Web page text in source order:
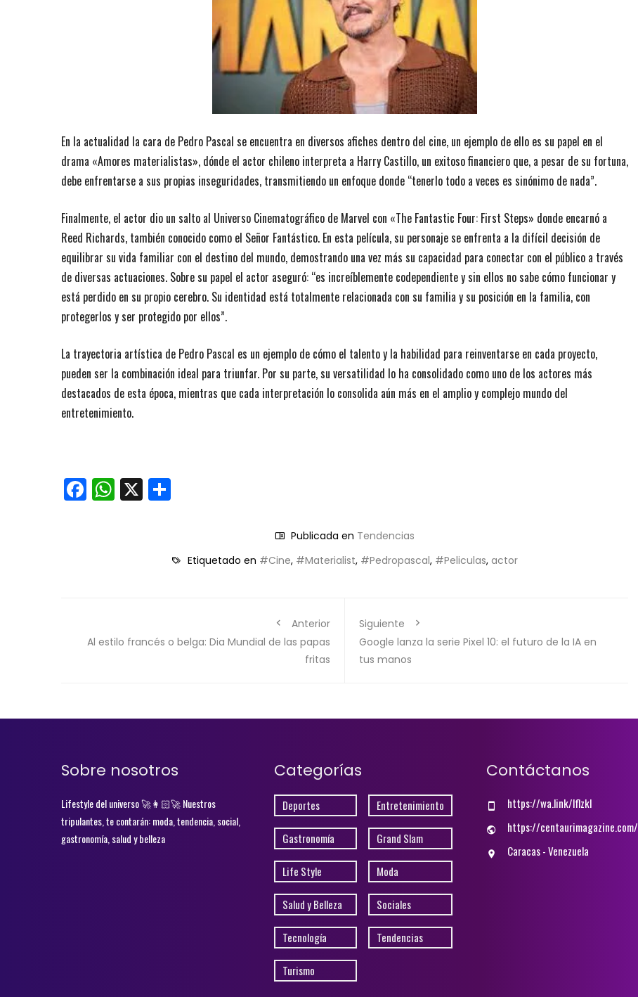
En la actualidad la cara de Pedro Pascal se encuentra en diversos afiches dentro del cine, un ejemplo de ello es su papel en el
drama «Amores materialistas», dónde el actor chileno interpreta a Harry Castillo, un exitoso financiero que, a pesar de su fortuna,
debe enfrentarse a sus propias inseguridades, transmitiendo un enfoque donde “tenerlo todo a veces es sinónimo de nada”.
Finalmente, el actor dio un salto al Universo Cinematográfico de Marvel con «The Fantastic Four: First Steps» donde encarnó a
Reed Richards, también conocido como el Señor Fantástico. En esta película, su personaje se enfrenta a la difícil decisión de
equilibrar su vida familiar con el destino del mundo, demostrando una vez más su capacidad para conectar con el público a través
de diversas actuaciones. Sobre su papel el actor aseguró: “es increíblemente codependiente y sin ellos no sabe cómo funcionar y
está perdido en su propio cerebro. Su identidad está totalmente relacionada con su familia y su posición en la familia, con
protegerlos y ser protegido por ellos”.
La trayectoria artística de Pedro Pascal es un ejemplo de cómo el talento y la habilidad para reinventarse en cada proyecto,
pueden ser la combinación ideal para triunfar. Por su parte, su versatilidad lo ha consolidado como uno de los actores más
destacados de esta época, mientras que cada interpretación lo consolida aún más en el amplio y complejo mundo del
entretenimiento.
Facebook
WhatsApp
X
Publicada en Tendencias
Etiquetado en #Cine, #Materialist, #Pedropascal, #Peliculas,actor
Anterior
Al estilo francés o belga: Dia Mundial de las papas
fritas
Siguiente
Google lanza la serie Pixel 10: el futuro de la IA en
tus manos
Sobre nosotros
Lifestyle del universo 🚀👩🏻‍🚀 Nuestros
tripulantes, te contarán: moda, tendencia, social,
gastronomía, salud y belleza
Categorías
Deportes Entretenimiento
Gastronomía Grand Slam
Life Style Moda
Salud y Belleza Sociales
Tecnología Tendencias
Turismo
Contáctanos
https://wa.link/lflzkl
https://centaurimagazine.com/
Caracas - Venezuela